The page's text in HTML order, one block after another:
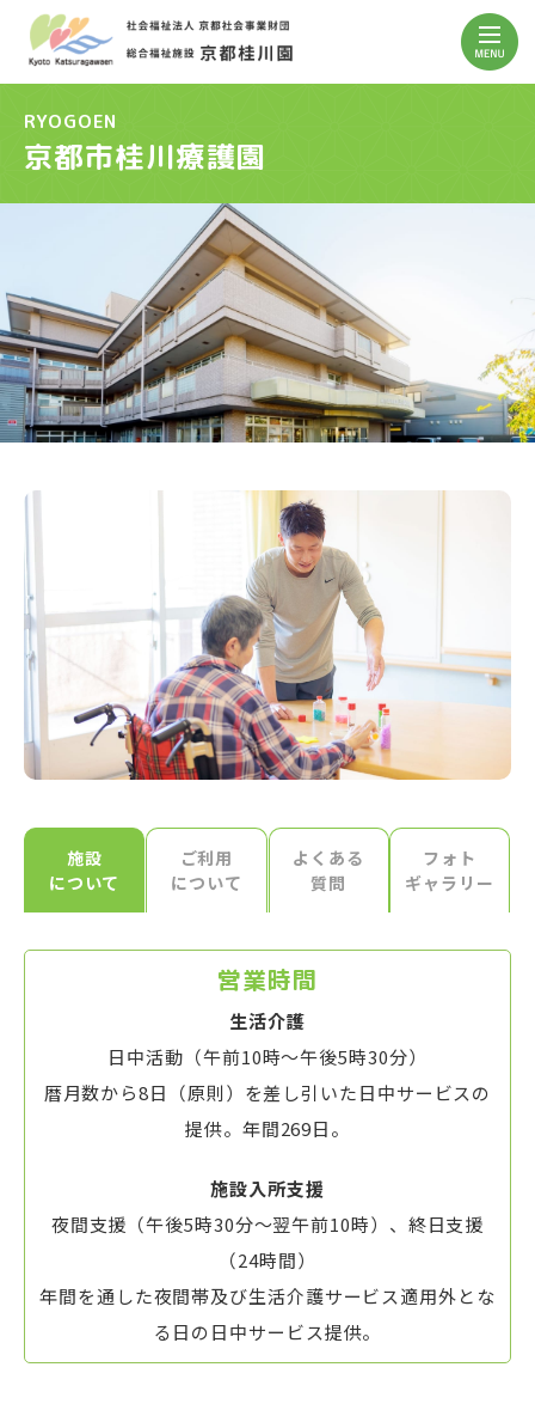
RYOGOEN
京都市桂川療護園
施設
について
ご利用
について
よくある
質問
フォト
ギャラリー
営業時間
生活介護
日中活動（午前10時～午後5時30分）
暦月数から8日（原則）を差し引いた日中サービスの
提供。年間269日。
施設入所支援
夜間支援（午後5時30分～翌午前10時）、終日支援
（24時間）
年間を通した夜間帯及び生活介護サービス適用外とな
る日の日中サービス提供。